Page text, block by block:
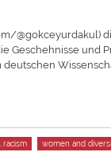
@gokceyurdakul)
und
racism women and